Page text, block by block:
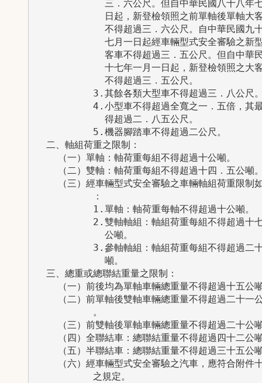
三．六公尺。但自中華民國八十八年
日起，新登檢領照之前單軸後單軸大
不得超過三．六公尺。自中華民國九
七月一日起經車輛型式安全審驗之新
客車不得超過三．五公尺。但自中華
十七年一月一日起，新登檢領照之大
            不得超過三．五公尺。
3.其餘各類大型車不得超過三．八公尺
4.小型車不得超過全寬之一．五倍，其
            得超過二．八五公尺。
          5.機器腳踏車不得超過二公尺。
  二、軸組荷重之限制：
    （一）單軸：軸荷重每組不得超過十公噸。
（二）雙軸：軸荷重每組不得超過十四．五公噸
（三）經車輛型式安全審驗之車輛軸組荷重限制
          ：
          1.單軸：軸荷重每軸不得超過十公噸。
2.雙軸軸組：軸組荷重每組不得超過十
            公噸。
3.參軸軸組：軸組荷重每組不得超過二
            噸。
  三、總重或總聯結重量之限制：
（一）前後均為單軸車輛總重量不得超過十五公
（二）前單軸後雙軸車輛總重量不得超過二十一
          。
（三）前雙軸後單軸車輛總重量不得超過二十公
（四）全聯結車：總聯結重量不得超過四十二公
（五）半聯結車：總聯結重量不得超過三十五公
（六）經車輛型式安全審驗之汽車，應符合附件
          之規定。